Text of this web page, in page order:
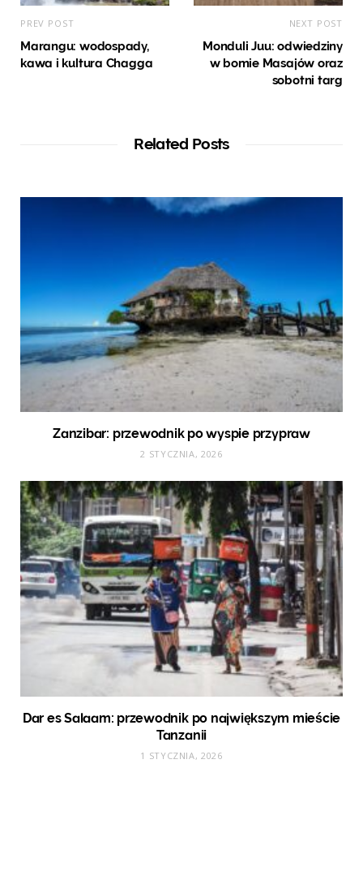
PREV POST
Marangu: wodospady,
kawa i kultura Chagga
NEXT POST
Monduli Juu: odwiedziny
w bomie Masajów oraz
sobotni targ
Related Posts
Zanzibar: przewodnik po wyspie przypraw
2 STYCZNIA, 2026
Dar es Salaam: przewodnik po największym mieście
Tanzanii
1 STYCZNIA, 2026